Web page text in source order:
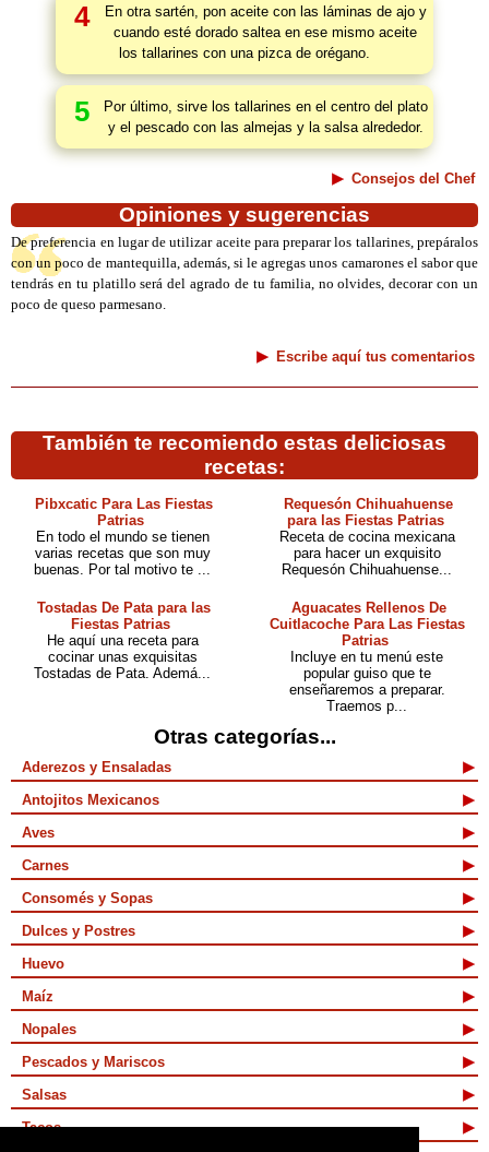
4
En otra sartén, pon aceite con las láminas de ajo y
cuando esté dorado saltea en ese mismo aceite
los tallarines con una pizca de orégano.
5
Por último, sirve los tallarines en el centro del plato
y el pescado con las almejas y la salsa alrededor.
Consejos del Chef
Opiniones y sugerencias
De preferencia en lugar de utilizar aceite para preparar los tallarines, prepáralos
con un poco de mantequilla, además, si le agregas unos camarones el sabor que
tendrás en tu platillo será del agrado de tu familia, no olvides, decorar con un
poco de queso parmesano.
Escribe aquí tus comentarios
También te recomiendo estas deliciosas
recetas:
Pibxcatic Para Las Fiestas
Patrias
En todo el mundo se tienen
varias recetas que son muy
buenas. Por tal motivo te ...
Requesón Chihuahuense
para las Fiestas Patrias
Receta de cocina mexicana
para hacer un exquisito
Requesón Chihuahuense...
Tostadas De Pata para las
Fiestas Patrias
He aquí una receta para
cocinar unas exquisitas
Tostadas de Pata. Ademá...
Aguacates Rellenos De
Cuitlacoche Para Las Fiestas
Patrias
Incluye en tu menú este
popular guiso que te
enseñaremos a preparar.
Traemos p...
Otras categorías...
Aderezos y Ensaladas
Antojitos Mexicanos
Aves
Carnes
Consomés y Sopas
Dulces y Postres
Huevo
Maíz
Nopales
Pescados y Mariscos
Salsas
Tacos